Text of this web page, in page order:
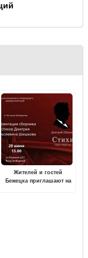
Жителей и гостей
Бежецка приглашают на